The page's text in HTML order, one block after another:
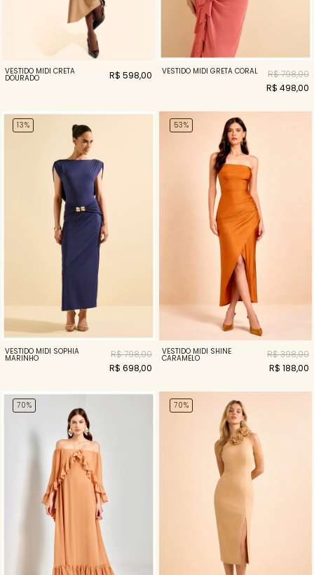
VESTIDO MIDI CRETA
DOURADO R$ 598,00 VESTIDO MIDI GRETA CORAL
R$ 798,00
R$ 498,00
13%
VESTIDO MIDI SOPHIA
MARINHO
R$ 798,00
R$ 698,00
53%
VESTIDO MIDI SHINE
CARAMELO
R$ 398,00
R$ 188,00
70% 70%